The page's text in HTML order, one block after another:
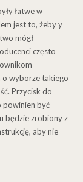
łatwe w
jest to, żeby y
mógł
często
o wyborze takiego
Przycisk do
powinien być
będzie zrobiony z
aby nie